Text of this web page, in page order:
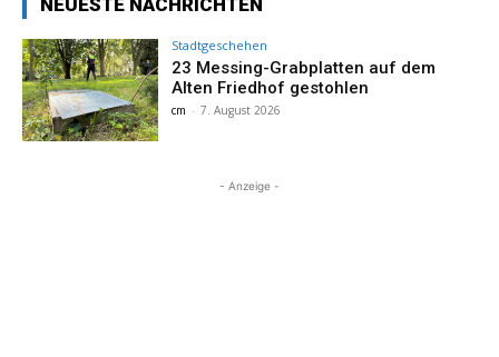
NEUESTE NACHRICHTEN
Stadtgeschehen
23 Messing-Grabplatten auf dem
Alten Friedhof gestohlen
cm - 7. August 2026
- Anzeige -